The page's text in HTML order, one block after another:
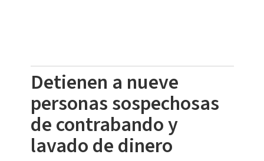
Detienen a nueve
personas sospechosas
de contrabando y
lavado de dinero